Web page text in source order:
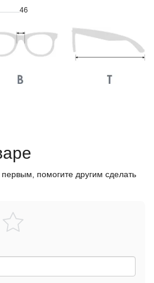
46
помогите другим сделать